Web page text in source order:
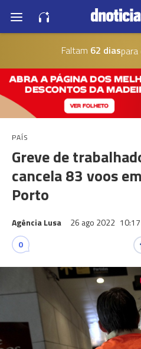
Faltam 62 dias
PAÍS
Greve de
cancela 83 voos
Porto
Agência Lusa 26 ago 2022 10:17
0